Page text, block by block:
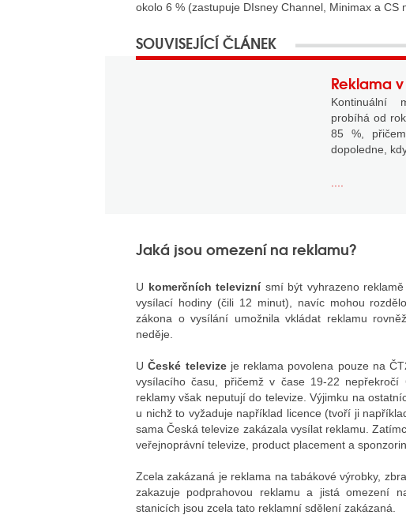
okolo 6 % (zastupuje DIsney Channel, Minimax a CS
Reklama
Kontinuální
probíhá od
85 %,
dopoledne,
Jaká jsou omezení na reklamu?
U komerčních televiznísmí být vyhrazeno
vysílací hodiny (čili 12 minut), navíc mohou
zákona o vysílání umožnila vkládat reklamu
neděje.
UČeské televizeje reklama povolena pouze na
vysílacího času, přičemž v čase 19-22
reklamy však neputují do televize. Výjimku na
u nichž to vyžaduje například licence (tvoří ji
sama Česká televize zakázala vysílat reklamu.
veřejnoprávní televize, product placement a
Zcela zakázaná je reklama na tabákové výrobky,
zakazuje podprahovou reklamu a jistá omezení
stanicích jsou zcela tato reklamní sdělení zakázaná.